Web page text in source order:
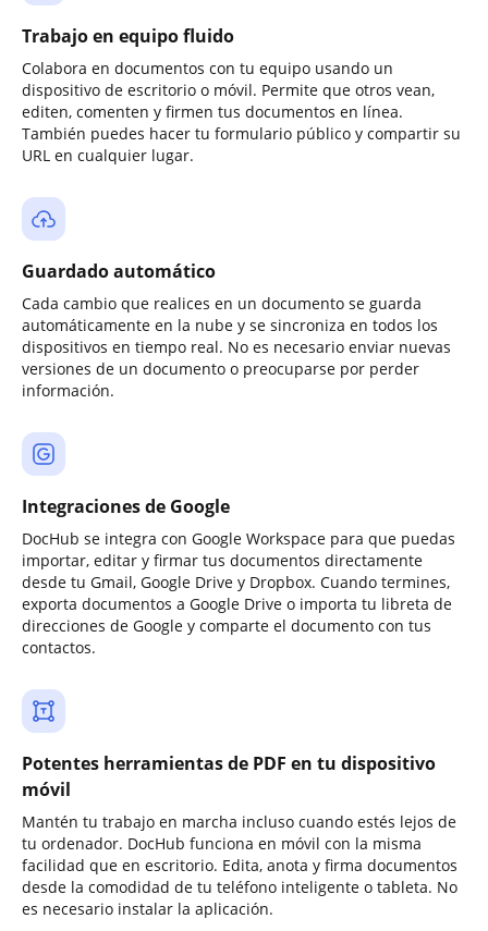
Trabajo en equipo fluido
Colabora en documentos con tu equipo usando un
dispositivo de escritorio o móvil. Permite que otros vean,
editen, comenten y firmen tus documentos en línea.
También puedes hacer tu formulario público y compartir su
URL en cualquier lugar.
Guardado automático
Cada cambio que realices en un documento se guarda
automáticamente en la nube y se sincroniza en todos los
dispositivos en tiempo real. No es necesario enviar nuevas
versiones de un documento o preocuparse por perder
información.
Integraciones de Google
DocHub se integra con Google Workspace para que puedas
importar, editar y firmar tus documentos directamente
desde tu Gmail, Google Drive y Dropbox. Cuando termines,
exporta documentos a Google Drive o importa tu libreta de
direcciones de Google y comparte el documento con tus
contactos.
Potentes herramientas de PDF en tu dispositivo
móvil
Mantén tu trabajo en marcha incluso cuando estés lejos de
tu ordenador. DocHub funciona en móvil con la misma
facilidad que en escritorio. Edita, anota y firma documentos
desde la comodidad de tu teléfono inteligente o tableta. No
es necesario instalar la aplicación.